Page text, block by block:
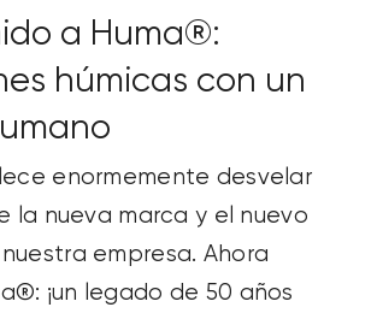
a Huma®:
húmicas con un
enormemente desvelar
la nueva marca y el nuevo
empresa. Ahora
¡un legado de 50 años